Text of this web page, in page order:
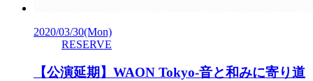
2020/03/30(Mon)
RESERVE
【公演延期】WAON Tokyo-音と和みに寄り道